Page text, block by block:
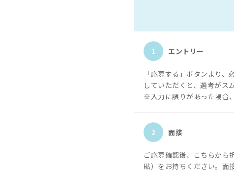
1 エントリー
「応募する」ボタンより
していただくと、選考がス
※入力に誤りがあった場合
2 面接
ご応募確認後、こちらから
貼）をお持ちください。面